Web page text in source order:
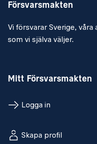
Försvarsmakten
Vi försvarar Sverige,
som vi själva väljer.
Mitt Försvarsmakten
Logga in
Skapa profil